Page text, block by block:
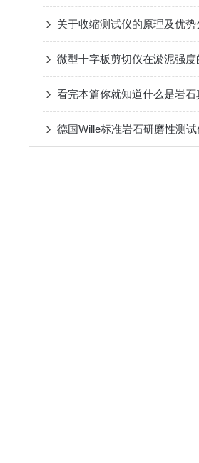
关于收缩测试仪的原理及优势